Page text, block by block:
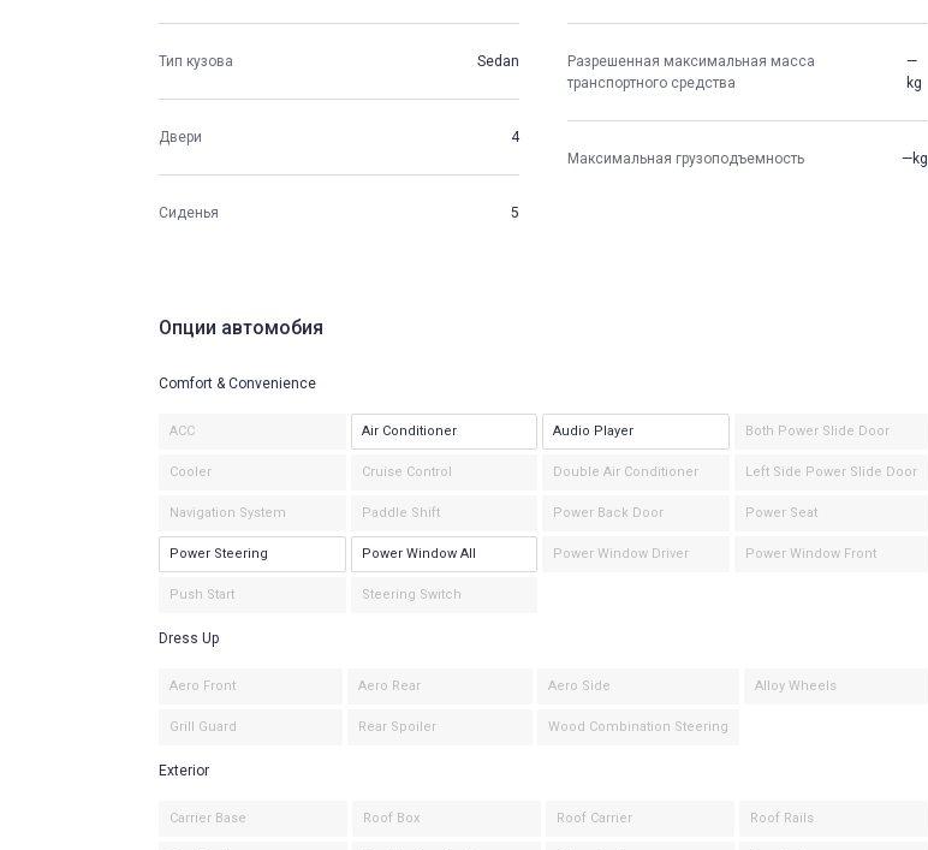
Тип кузова Sedan
Двери 4
Сиденья 5
Разрешенная максимальная масса
транспортного средства
—
kg
Максимальная грузоподъемность —kg
Опции автомобия
Comfort & Convenience
ACC Air Conditioner Audio Player Both Power Slide Door
Cooler Cruise Control Double Air Conditioner Left Side Power Slide Door
Navigation System Paddle Shift Power Back Door Power Seat
Power Steering Power Window All Power Window Driver Power Window Front
Push Start Steering Switch
Dress Up
Aero Front Aero Rear Aero Side Alloy Wheels
Grill Guard Rear Spoiler Wood Combination Steering
Exterior
Carrier Base Roof Box Roof Carrier Roof Rails